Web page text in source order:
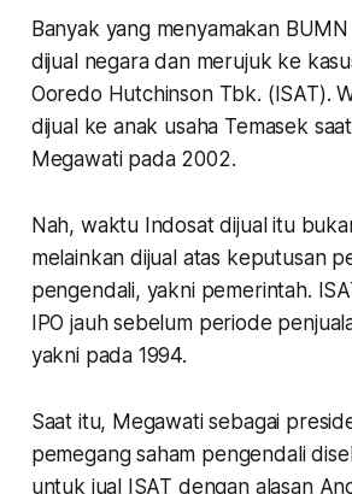
Banyak yang menyamakan
dijual negara dan merujuk ke
Ooredo Hutchinson Tbk. (ISAT).
dijual ke anak usaha Temasek
Megawati pada 2002.
Nah, waktu Indosat dijual itu
melainkan dijual atas keputusan
pengendali, yakni pemerintah.
IPO jauh sebelum periode
yakni pada 1994.
Saat itu, Megawati sebagai
pemegang saham pengendali
untuk jual ISAT dengan alasan